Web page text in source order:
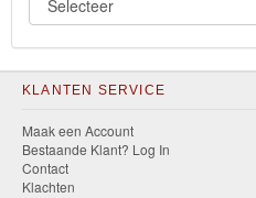
KLANTEN SERVICE
Maak een Account
Bestaande Klant? Log In
Contact
Klachten